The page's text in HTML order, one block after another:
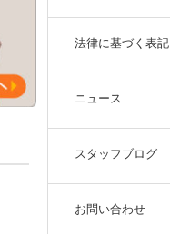
法律に基づく表記
ニュース
スタッフブログ
お問い合わせ